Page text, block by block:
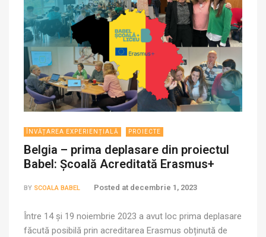
ÎNVĂȚAREA EXPERIENȚIALĂ PROIECTE
Belgia – prima deplasare din proiectul
Babel: Școală Acreditată Erasmus+
BY SCOALA BABEL Posted at decembrie 1, 2023
Între 14 și 19 noiembrie 2023 a avut loc prima deplasare
făcută posibilă prin acreditarea Erasmus obținută de